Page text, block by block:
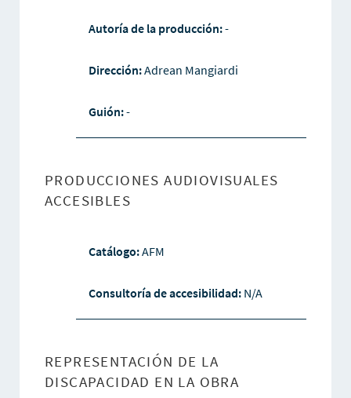
Autoría de la producción:-
Dirección:Adrean Mangiardi
Guión:-
PRODUCCIONES AUDIOVISUALES
ACCESIBLES
Catálogo:AFM
Consultoría de accesibilidad: N/A
REPRESENTACIÓN DE LA
DISCAPACIDAD EN LA OBRA